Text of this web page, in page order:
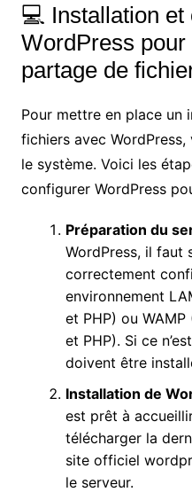
💻 Installation
WordPress pour
partage de
Pour mettre en place un
fichiers avec
le système. Voici les
configurer WordPress
Préparation du
WordPress, il faut
correctement
environnement
et PHP) ou
et PHP). Si ce
doivent être
Installation de
est prêt à
télécharger la
site officiel
le serveur.